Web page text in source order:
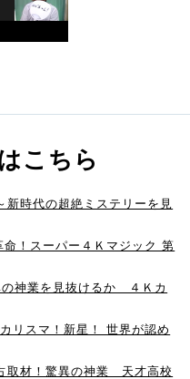
こちら
時代の超絶ミステリーを見
！スーパー４Ｋマジック 第
神業を見抜けるか ４Ｋカ
リスマ！新星！ 世界が認め
材！驚異の神業 天才高校